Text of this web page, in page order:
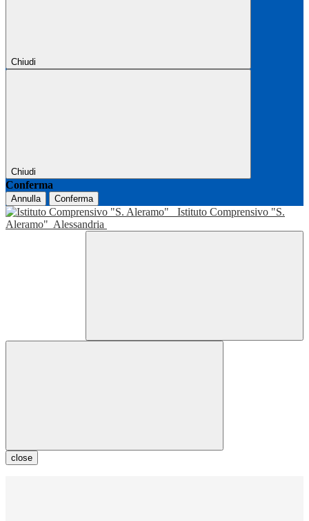
Chiudi
Chiudi
Conferma
Annulla Conferma
Istituto Comprensivo "S.
Aleramo" Alessandria
close